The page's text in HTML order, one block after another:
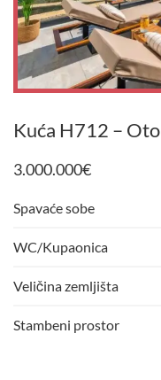
Kuća H712 –
3.000.000€
Spavaće sobe
WC/Kupaonica
Veličina zemljišta
Stambeni prostor